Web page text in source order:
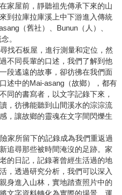
家屋前，靜聽祖先傳承下來的山
到拉庫拉庫溪上中下游進入傳統
（舊社）、Bunun（人）、
。
找石板屋，進行測量和定位，然
不同長輩的口述，我們了解到他
段遙遠的故事，卻彷彿在我們面
述中的Mai-asang（故鄉），都有
同的書寫者，以文字記錄下來，
，彷彿能聽到山間溪水的淙淙流
，讓故鄉的靈魂在文字間閃爍生
家所留下的記錄成為我們重返過
追尋那些被時間淹沒的足跡。家
的日記，記錄著曾經生活過的地
，透過研究分析，我們可以深入
身進入山林，實地踏查照片中的
文字資料轉化為實際的場景。運